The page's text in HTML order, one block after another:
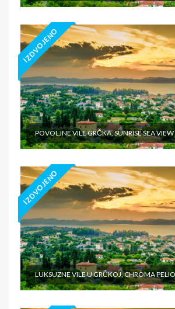
IZDVOJENO
POVOLJNE VILE GRČKA, SUNRISE SEA VIEW
IZDVOJENO
LUKSUZNE VILE U GRČKOJ, CHROMA